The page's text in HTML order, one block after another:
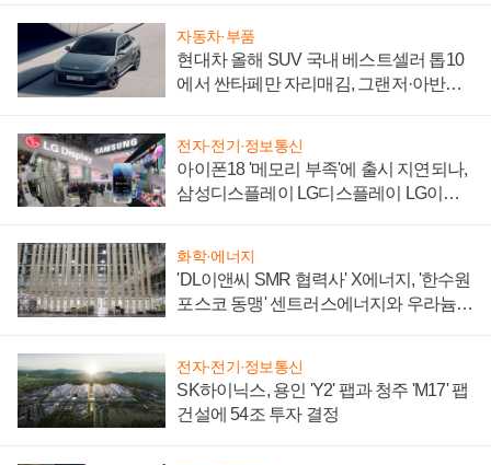
자동차·부품
현대차 올해 SUV 국내 베스트셀러 톱10
에서 싼타페만 자리매김, 그랜저·아반떼
전자·전기·정보통신
아이폰18 '메모리 부족'에 출시 지연되나,
삼성디스플레이 LG디스플레이 LG이노
화학·에너지
'DL이앤씨 SMR 협력사' X에너지, '한수원
포스코 동맹' 센트러스에너지와 우라늄
전자·전기·정보통신
SK하이닉스, 용인 'Y2' 팹과 청주 'M17' 팹
건설에 54조 투자 결정